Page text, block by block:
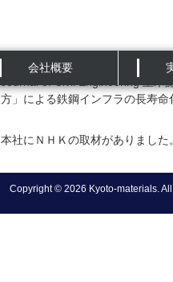
会社概要
方」による鉄鋼インフラの長寿
本社にＮＨＫの取材がありました
Copyright © 2026 Kyoto-materials.